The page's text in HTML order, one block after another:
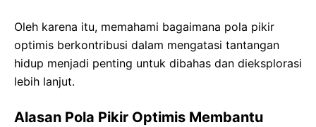
Oleh karena itu, memahami bagaimana pola pikir
optimis berkontribusi dalam mengatasi tantangan
hidup menjadi penting untuk dibahas dan dieksplorasi
lebih lanjut.
Alasan Pola Pikir Optimis Membantu